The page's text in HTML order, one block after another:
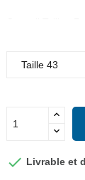
Fermeture :
Caractéristique
Type matière
Chaussant :
 Livrable et